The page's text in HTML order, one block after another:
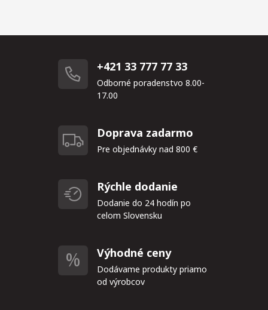
+421 33 777 77 33
Odborné poradenstvo 8.00-
17.00
Doprava zadarmo
Pre objednávky nad 800 €
Rýchle dodanie
Dodanie do 24 hodín po
celom Slovensku
Výhodné ceny
Dodávame produkty priamo
od výrobcov